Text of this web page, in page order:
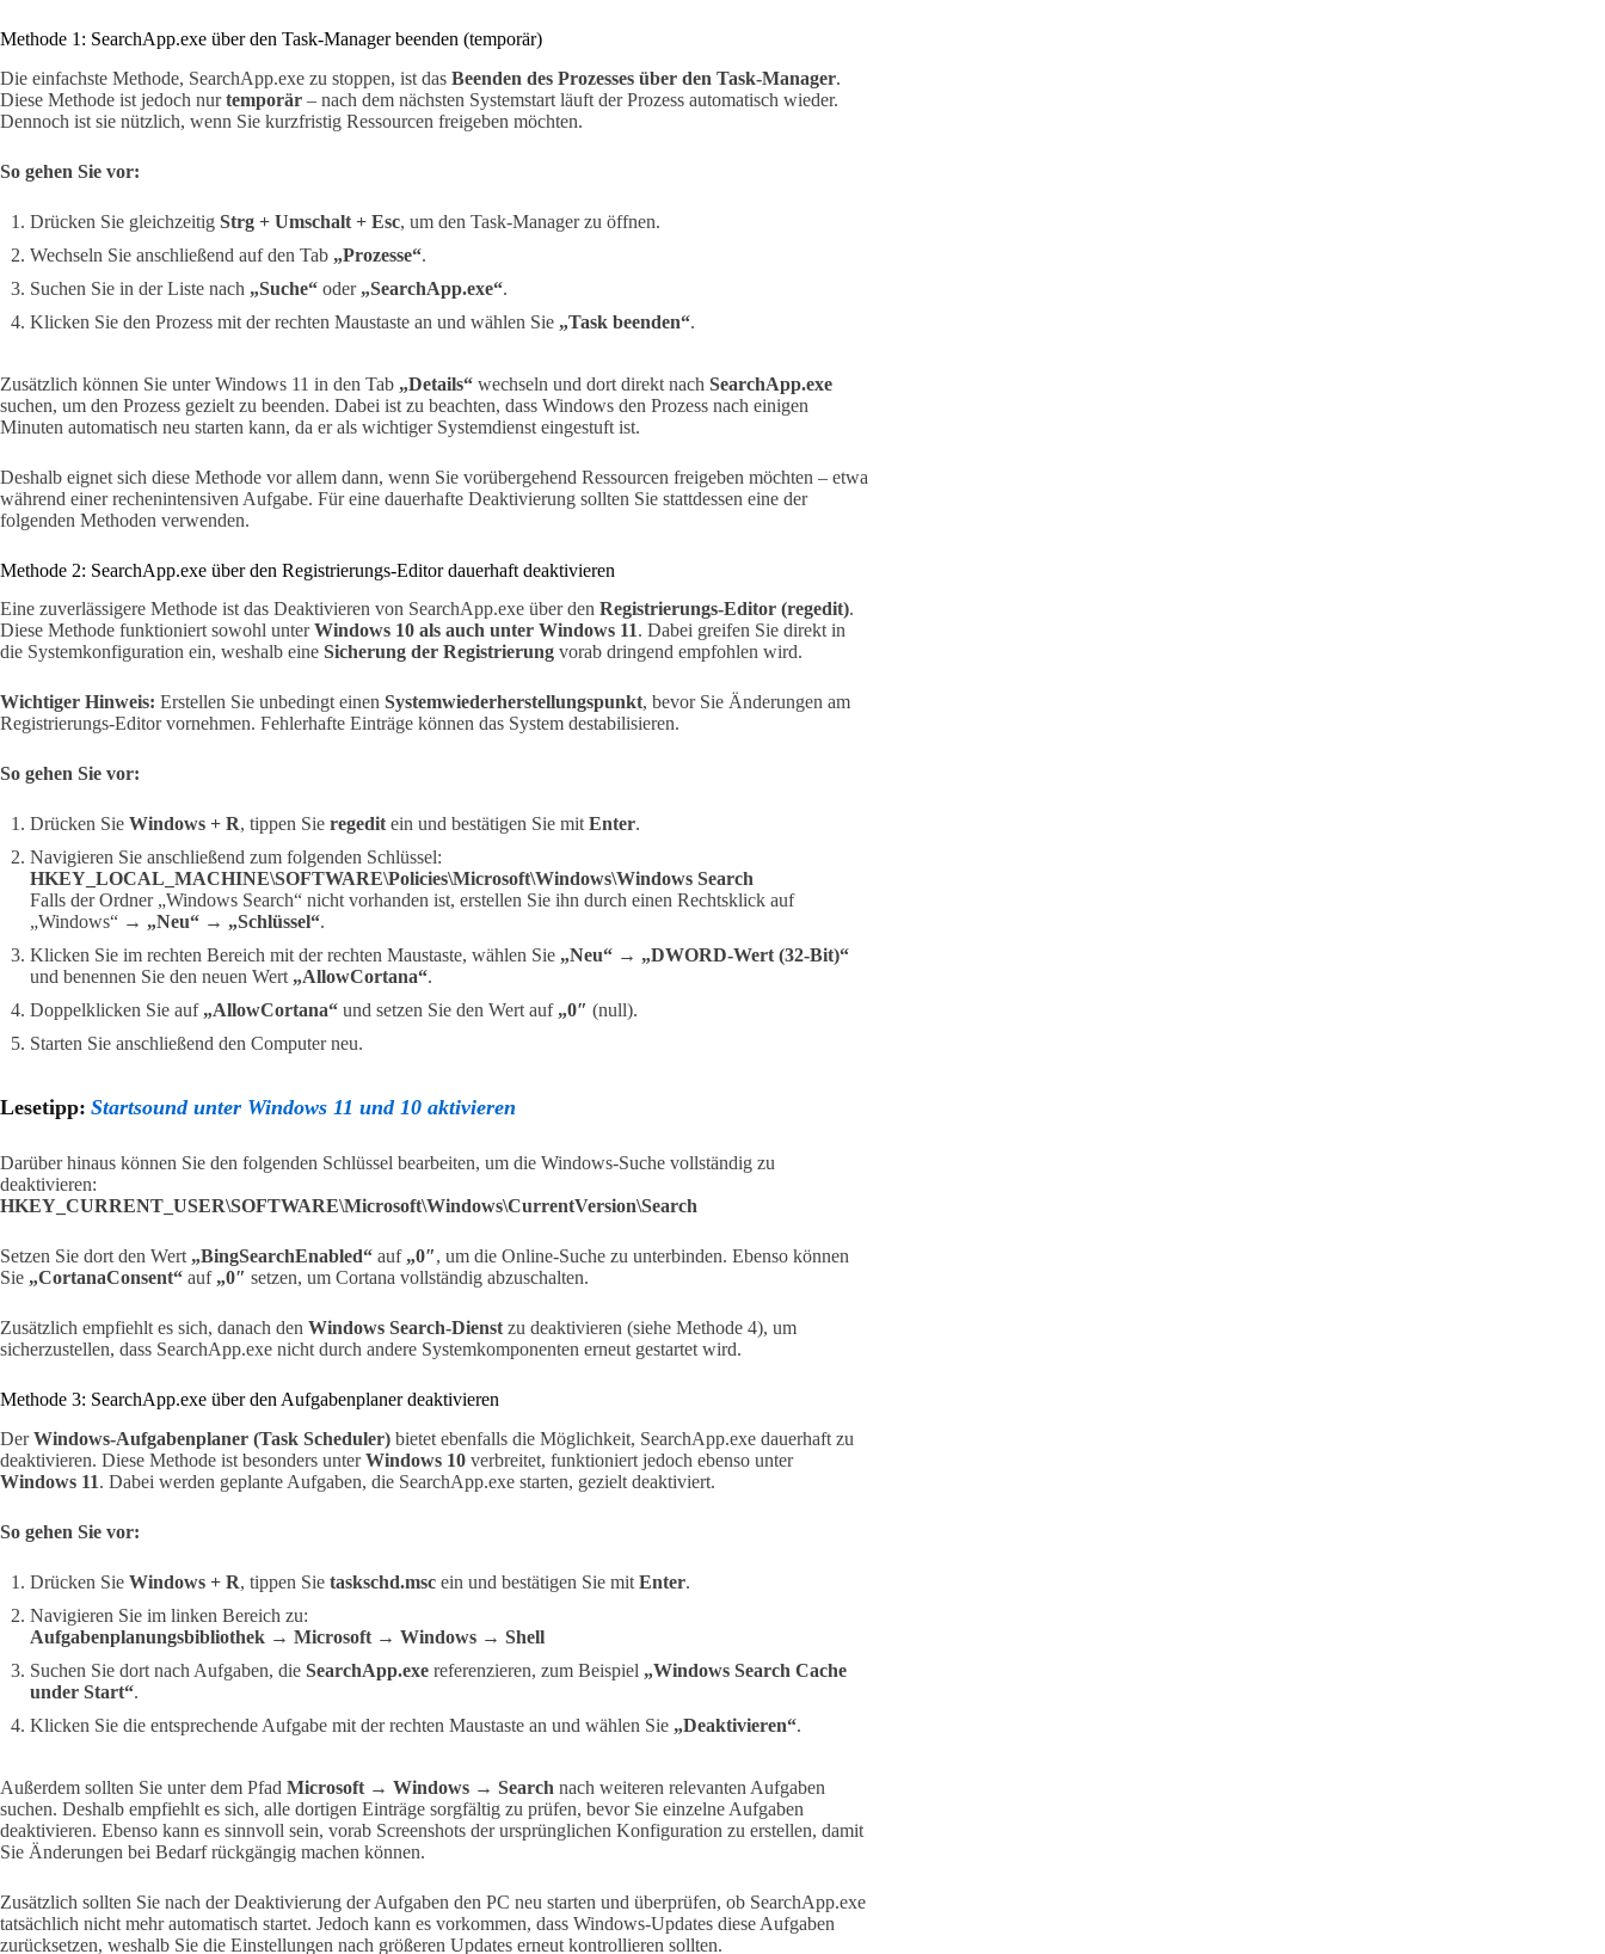
Methode 1: SearchApp.exe über den Task-Manager beenden (temporär)
Die einfachste Methode, SearchApp.exe zu stoppen, ist das Beenden des Prozesses über den Task-Manager.
Diese Methode ist jedoch nurtemporär – nach dem nächsten Systemstart läuft der Prozess automatisch wieder.
Dennoch ist sie nützlich, wenn Sie kurzfristig Ressourcen freigeben möchten.
So gehen Sie vor:
Drücken Sie gleichzeitig Strg + Umschalt + Esc, um den Task-Manager zu öffnen.
Wechseln Sie anschließend auf den Tab „Prozesse“.
Suchen Sie in der Liste nach „Suche“ oder „SearchApp.exe“.
Klicken Sie den Prozess mit der rechten Maustaste an und wählen Sie „Task beenden“.
Zusätzlich können Sie unter Windows 11 in den Tab „Details“ wechseln und dort direkt nach SearchApp.exe
suchen, um den Prozess gezielt zu beenden. Dabei ist zu beachten, dass Windows den Prozess nach einigen
Minuten automatisch neu starten kann, da er als wichtiger Systemdienst eingestuft ist.
Deshalb eignet sich diese Methode vor allem dann, wenn Sie vorübergehend Ressourcen freigeben möchten – etwa
während einer rechenintensiven Aufgabe. Für eine dauerhafte Deaktivierung sollten Sie stattdessen eine der
folgenden Methoden verwenden.
Methode 2: SearchApp.exe über den Registrierungs-Editor dauerhaft deaktivieren
Eine zuverlässigere Methode ist das Deaktivieren von SearchApp.exe über den Registrierungs-Editor (regedit).
Diese Methode funktioniert sowohl unterWindows 10 als auch unter Windows 11. Dabei greifen Sie direkt in
die Systemkonfiguration ein, weshalb eine Sicherung der Registrierung vorab dringend empfohlen wird.
Wichtiger Hinweis: Erstellen Sie unbedingt einen Systemwiederherstellungspunkt, bevor Sie Änderungen am
Registrierungs-Editor vornehmen. Fehlerhafte Einträge können das System destabilisieren.
So gehen Sie vor:
Drücken Sie Windows + R, tippen Sie regedit ein und bestätigen Sie mit Enter.
Navigieren Sie anschließend zum folgenden Schlüssel:
HKEY_LOCAL_MACHINE\SOFTWARE\Policies\Microsoft\Windows\Windows Search
Falls der Ordner „Windows Search“ nicht vorhanden ist, erstellen Sie ihn durch einen Rechtsklick auf
„Windows“ → „Neu“ → „Schlüssel“.
Klicken Sie im rechten Bereich mit der rechten Maustaste, wählen Sie „Neu“ → „DWORD-Wert (32-Bit)“
und benennen Sie den neuen Wert „AllowCortana“.
Doppelklicken Sie auf „AllowCortana“ und setzen Sie den Wert auf „0″ (null).
Starten Sie anschließend den Computer neu.
Lesetipp: Startsound unter Windows 11 und 10 aktivieren
Darüber hinaus können Sie den folgenden Schlüssel bearbeiten, um die Windows-Suche vollständig zu
deaktivieren:
HKEY_CURRENT_USER\SOFTWARE\Microsoft\Windows\CurrentVersion\Search
Setzen Sie dort den Wert „BingSearchEnabled“ auf „0″, um die Online-Suche zu unterbinden. Ebenso können
Sie „CortanaConsent“ auf „0″ setzen, um Cortana vollständig abzuschalten.
Zusätzlich empfiehlt es sich, danach den Windows Search-Dienst zu deaktivieren (siehe Methode 4), um
sicherzustellen, dass SearchApp.exe nicht durch andere Systemkomponenten erneut gestartet wird.
Methode 3: SearchApp.exe über den Aufgabenplaner deaktivieren
DerWindows-Aufgabenplaner (Task Scheduler) bietet ebenfalls die Möglichkeit, SearchApp.exe dauerhaft zu
deaktivieren. Diese Methode ist besonders unterWindows 10 verbreitet, funktioniert jedoch ebenso unter
Windows 11. Dabei werden geplante Aufgaben, die SearchApp.exe starten, gezielt deaktiviert.
So gehen Sie vor:
Drücken Sie Windows + R, tippen Sie taskschd.msc ein und bestätigen Sie mit Enter.
Navigieren Sie im linken Bereich zu:
Aufgabenplanungsbibliothek → Microsoft → Windows → Shell
Suchen Sie dort nach Aufgaben, die SearchApp.exe referenzieren, zum Beispiel „Windows Search Cache
under Start“.
Klicken Sie die entsprechende Aufgabe mit der rechten Maustaste an und wählen Sie „Deaktivieren“.
Außerdem sollten Sie unter dem Pfad Microsoft → Windows → Search nach weiteren relevanten Aufgaben
suchen. Deshalb empfiehlt es sich, alle dortigen Einträge sorgfältig zu prüfen, bevor Sie einzelne Aufgaben
deaktivieren. Ebenso kann es sinnvoll sein, vorab Screenshots der ursprünglichen Konfiguration zu erstellen, damit
Sie Änderungen bei Bedarf rückgängig machen können.
Zusätzlich sollten Sie nach der Deaktivierung der Aufgaben den PC neu starten und überprüfen, ob SearchApp.exe
tatsächlich nicht mehr automatisch startet. Jedoch kann es vorkommen, dass Windows-Updates diese Aufgaben
zurücksetzen, weshalb Sie die Einstellungen nach größeren Updates erneut kontrollieren sollten.